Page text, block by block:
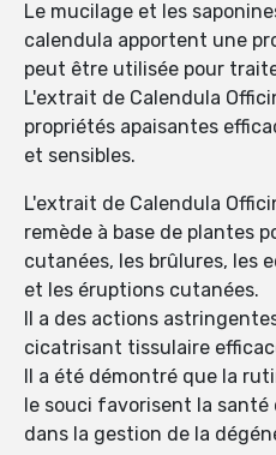
Le mucilage et les
calendula apportent une
peut être utilisée pour
L'extrait de Calendula
propriétés apaisantes
et sensibles.
L'extrait de Calendula
remède à base de plantes
cutanées, les brûlures, les
et les éruptions cutanées.
Il a des actions
cicatrisant tissulaire
Il a été démontré que la
le souci favorisent la
dans la gestion de la